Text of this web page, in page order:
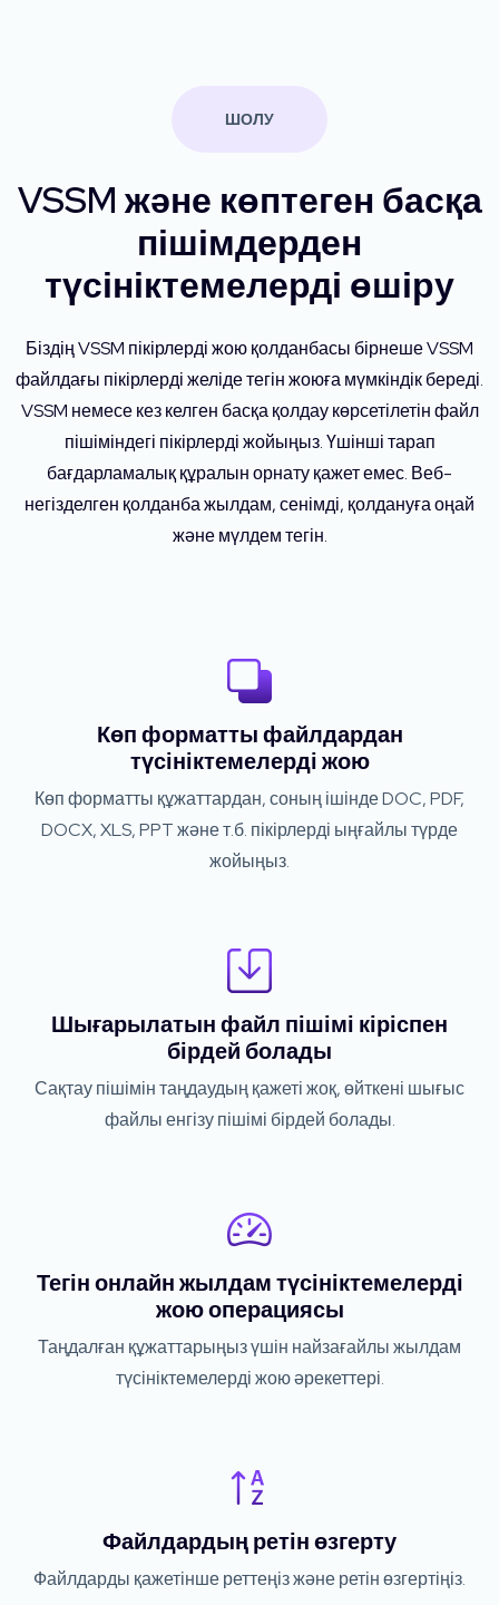
ШОЛУ
VSSM және көптеген басқа
пішімдерден
түсініктемелерді өшіру
Біздің VSSM пікірлерді жою қолданбасы бірнеше VSSM
файлдағы пікірлерді желіде тегін жоюға мүмкіндік береді.
VSSM немесе кез келген басқа қолдау көрсетілетін файл
пішіміндегі пікірлерді жойыңыз. Үшінші тарап
бағдарламалық құралын орнату қажет емес. Веб-
негізделген қолданба жылдам, сенімді, қолдануға оңай
және мүлдем тегін.
Көп форматты файлдардан
түсініктемелерді жою
Көп форматты құжаттардан, соның ішінде DOC, PDF,
DOCX, XLS, PPT және т.б. пікірлерді ыңғайлы түрде
жойыңыз.
Шығарылатын файл пішімі кіріспен
бірдей болады
Сақтау пішімін таңдаудың қажеті жоқ, өйткені шығыс
файлы енгізу пішімі бірдей болады.
Тегін онлайн жылдам түсініктемелерді
жою операциясы
Таңдалған құжаттарыңыз үшін найзағайлы жылдам
түсініктемелерді жою әрекеттері.
Файлдардың ретін өзгерту
Файлдарды қажетінше реттеңіз және ретін өзгертіңіз.